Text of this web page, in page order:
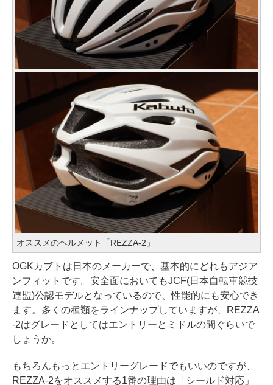
オススメのヘルメット「REZZA-2」
OGKカブトは日本のメーカーで、基本的にどれもアジア
ンフィットです。安全面においてもJCF(日本自転車競技
連盟)公認モデルとなっているので、性能的にも安心でき
ます。多くの種類をラインナップしていますが、REZZA
-2はグレードとしてはエントリーとミドルの間ぐらいで
しょうか。
もちろんもっとエントリーグレードでもいいのですが、
REZZA-2をオススメする1番の理由は「シールド対応」